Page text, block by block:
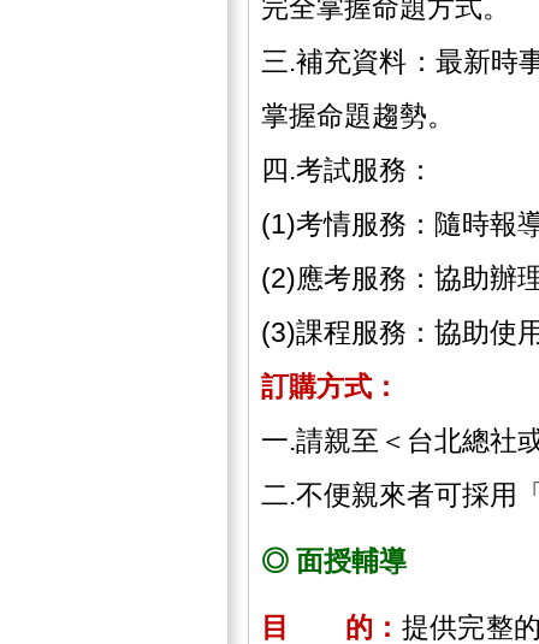
完全掌握命題方式。
三.補充資料：最新時
掌握命題趨勢。
四.考試服務：
(1)考情服務：隨時報
(2)應考服務：協助辦
(3)課程服務：協助使
訂購方式：
一.請親至＜台北總社
二.不便親來者可採用
◎ 面授輔導
目 的： 提供完整